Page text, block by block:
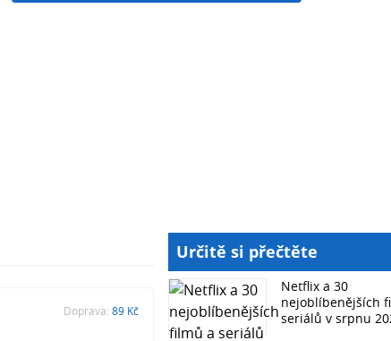
Doprava: 89 Kč
Určitě si přečtěte
Netflix a 30
nejoblíbenějších
seriálů v srpnu